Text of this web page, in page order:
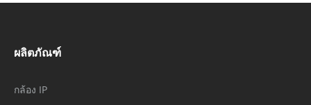
ผลิตภัณฑ์
กล้อง IP